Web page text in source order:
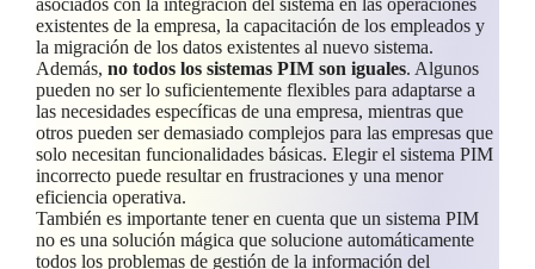
asociados con la integración del sistema en las operaciones
existentes de la empresa, la capacitación de los empleados y
la migración de los datos existentes al nuevo sistema.
Además, no todos los sistemas PIM son iguales. Algunos
pueden no ser lo suficientemente flexibles para adaptarse a
las necesidades específicas de una empresa, mientras que
otros pueden ser demasiado complejos para las empresas que
solo necesitan funcionalidades básicas. Elegir el sistema PIM
incorrecto puede resultar en frustraciones y una menor
eficiencia operativa.
También es importante tener en cuenta que un sistema PIM
no es una solución mágica que solucione automáticamente
todos los problemas de gestión de la información del